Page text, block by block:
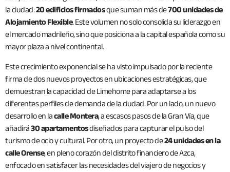
la ciudad:20 edificios firmadosque suman más de700 unidades de
Alojamiento Flexible. Este volumen no solo consolida su liderazgo en
el mercado madrileño, sino que posiciona a la capital española como su
mayor plaza a nivel continental.
Este crecimiento exponencial se ha visto impulsado por la reciente
firma de dos nuevos proyectos en ubicaciones estratégicas, que
demuestran la capacidad de Limehome para adaptarse a los
diferentes perfiles de demanda de la ciudad. Por un lado, un nuevo
desarrollo en lacalle Montera, a escasos pasos de la Gran Vía, que
añadirá30 apartamentosdiseñados para capturar el pulso del
turismo de ocio y cultural. Por otro, un proyecto de24 unidades en la
calle Orense, en pleno corazón del distrito financiero de Azca,
enfocado en satisfacer las necesidades del viajero de negocios y